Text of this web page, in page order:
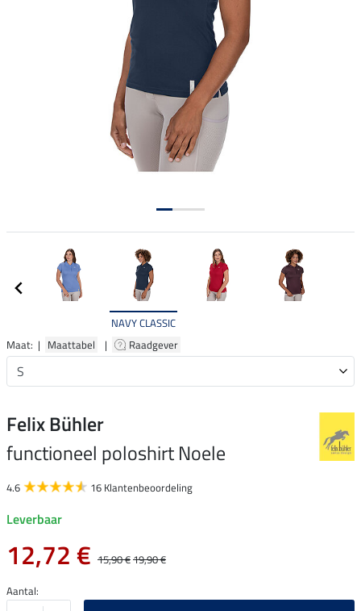
NAVY CLASSIC
Maat: | Maattabel | Raadgever
Felix Bühler
functioneel poloshirt Noele
4.6 16 Klantenbeoordeling
Leverbaar
12,72 € 15,90 €19,90 €
Aantal: